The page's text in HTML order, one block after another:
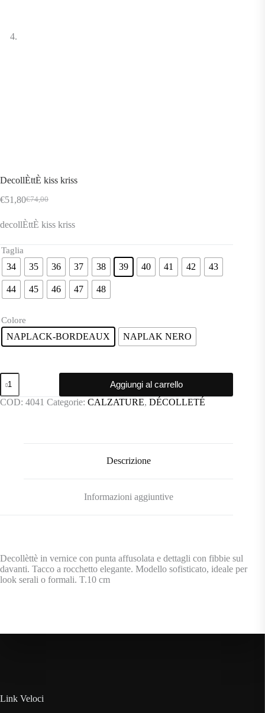
DecollÈttÈ kiss kriss
€74,00
Il
originale
€51,80Il
attuale
decollÈttÈ kiss kriss
Taglia
34 35 36 37 38 39 40 41 42 43
44 45 46 47 48
Colore
NAPLACK-BORDEAUX NAPLAK NERO
DecollÈttÈ
kiss
kriss
quantità
Aggiungi al carrello
COD: 4041 Categorie: CALZATURE, DÉCOLLETÉ
Descrizione
Informazioni aggiuntive
Decollèttè in vernice con punta affusolata e dettagli con fibbie sul
davanti. Tacco a rocchetto elegante. Modello sofisticato, ideale per
look serali o formali. T.10 cm
Link Veloci